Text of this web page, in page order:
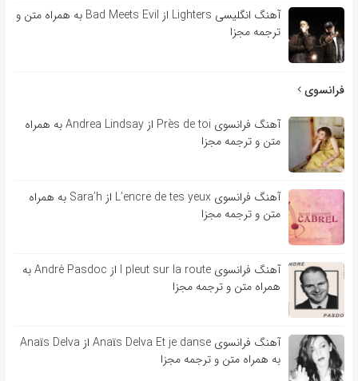
آهنگ انگلیسی Lighters از Bad Meets Evil به همراه متن و
ترجمه مجزا
فرانسوی
آهنگ فرانسوی Près de toi از Andrea Lindsay به همراه
متن و ترجمه مجزا
آهنگ فرانسوی L’encre de tes yeux از Sara’h به همراه
متن و ترجمه مجزا
آهنگ فرانسوی l pleut sur la route از André Pasdoc به
همراه متن و ترجمه مجزا
آهنگ فرانسوی Anaïs Delva Et je danse از Anaïs Delva
به همراه متن و ترجمه مجزا